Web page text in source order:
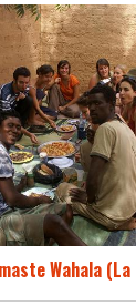
Wahala (La